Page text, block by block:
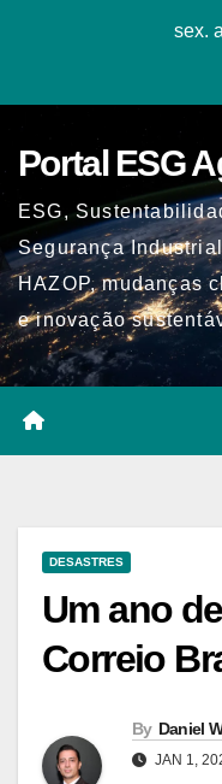
sex.
Portal ESG
ESG,
Segurança
HAZOP, mudanças
e inovação
DESASTRES
Um ano
Correio
By Daniel
JAN 1,